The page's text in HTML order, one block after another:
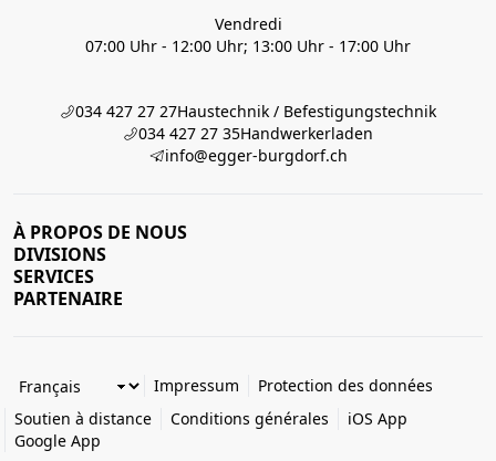
Vendredi
07:00 Uhr - 12:00 Uhr; 13:00 Uhr - 17:00 Uhr
034 427 27 27Haustechnik / Befestigungstechnik
034 427 27 35Handwerkerladen
info@egger-burgdorf.ch
À PROPOS DE NOUS
DIVISIONS
SERVICES
PARTENAIRE
Impressum
Protection des données
Soutien à distance
Conditions générales
iOS App
Google App